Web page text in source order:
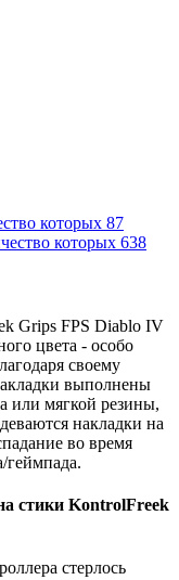
которых 87
которых 638
Grips FPS Diablo IV
цвета - особо
своему
выполнены
или мягкой резины,
накладки на
во время
геймпада.
стики KontrolFreek
стерлось